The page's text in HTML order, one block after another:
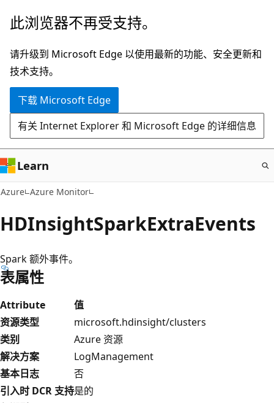
跳
主
要
内
此浏览器不再受支持。
请升级到 Microsoft Edge 以使用最新的功能、安全更新和
技术支持。
下载 Microsoft Edge
有关 Internet Explorer 和 Microsoft Edge 的详细信息
Learn
Azure Azure Monitor
HDInsightSparkExtraEvents
Spark 额外事件。
表属性
Attribute
值
资源类型
microsoft.hdinsight/clusters
类别
Azure 资源
解决方案
LogManagement
基本日志
否
引入时 DCR 支持是的